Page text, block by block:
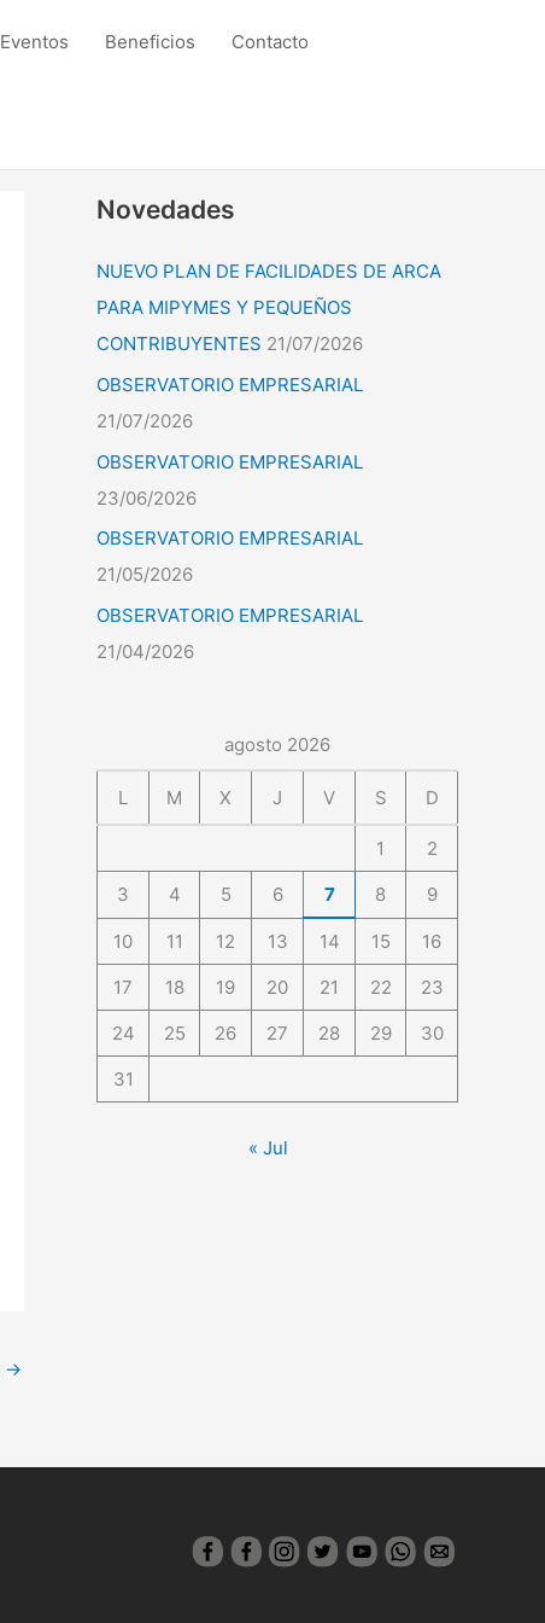
Eventos Beneficios Contacto
→
Novedades
NUEVO PLAN DE FACILIDADES DE ARCA
PARA MIPYMES Y PEQUEÑOS
CONTRIBUYENTES 21/07/2026
OBSERVATORIO EMPRESARIAL
21/07/2026
OBSERVATORIO EMPRESARIAL
23/06/2026
OBSERVATORIO EMPRESARIAL
21/05/2026
OBSERVATORIO EMPRESARIAL
21/04/2026
agosto 2026
L M X J V S D
1
2
3
4 5 6 7 8 9
10 11 12 13 14 15
16
17
18 19 20 21 22
23
24
25 26 27 28 29
30
31
« Jul